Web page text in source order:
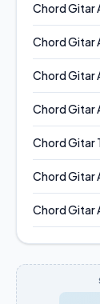
Chord Gitar
Chord Gitar
Chord Gitar
Chord Gitar
Chord Gitar
Chord Gitar
Chord Gitar